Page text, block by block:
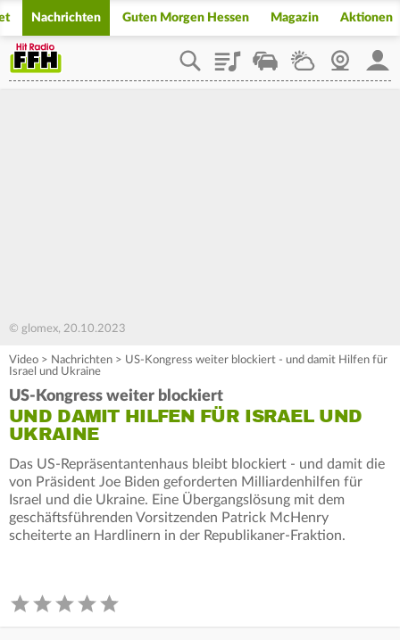
Nachrichten Guten Morgen Hessen Magazin Aktionen
PlaylistStaupilotWetterWebcam
© glomex, 20.10.2023
Video > Nachrichten > US-Kongress weiter blockiert - und damit Hilfen für
Israel und Ukraine
US-Kongress weiter blockiert
UND DAMIT HILFEN FÜR ISRAEL UND
UKRAINE
Das US-Repräsentantenhaus bleibt blockiert - und damit die
von Präsident Joe Biden geforderten Milliardenhilfen für
Israel und die Ukraine. Eine Übergangslösung mit dem
geschäftsführenden Vorsitzenden Patrick McHenry
scheiterte an Hardlinern in der Republikaner-Fraktion.